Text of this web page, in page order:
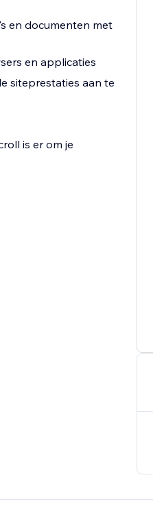
en documenten met
en applicaties
siteprestaties aan te
is er om je